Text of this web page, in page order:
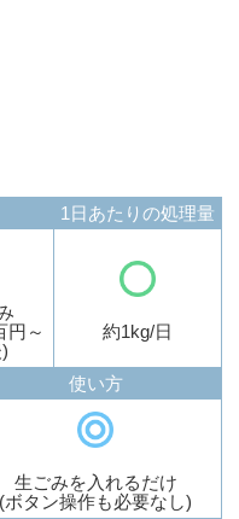
円～
1日あたりの処理量
約1kg/日
使い方
生ごみを入れるだけ
(ボタン操作も必要なし)